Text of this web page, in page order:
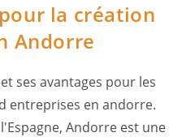
la création
Andorre
ses avantages pour les
entreprises en andorre.
Andorre est une